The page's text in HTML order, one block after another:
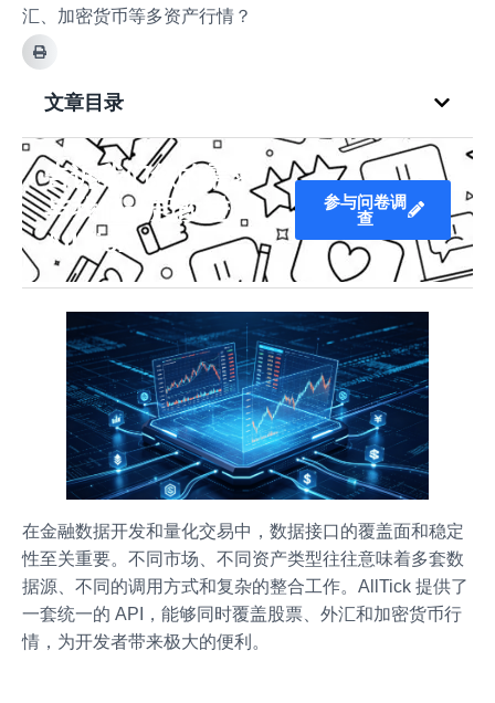
汇、加密货币等多资产行情？
文章目录
告诉我们您的需求
与我们一起改进
AllTick
参与问卷调
查
在金融数据开发和量化交易中，数据接口的覆盖面和稳定
性至关重要。不同市场、不同资产类型往往意味着多套数
据源、不同的调用方式和复杂的整合工作。AllTick 提供了
一套统一的 API，能够同时覆盖股票、外汇和加密货币行
情，为开发者带来极大的便利。